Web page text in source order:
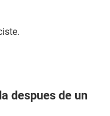
despues de un